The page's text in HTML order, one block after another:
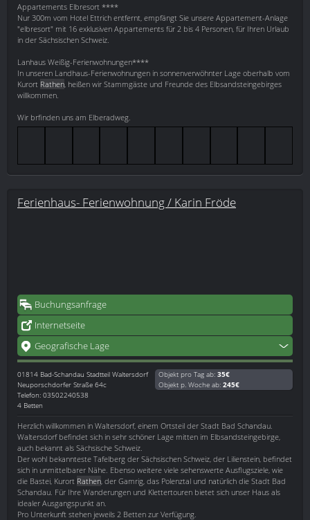
Appartements Elbresort ****
Nur 300m vom Hotel Ettrich entfernt, empfängt Sie unsere Appartement-Anlage
"elbresort" mit 16 exklusiven Appartements für 2 bis 4 Personen, für Ihren Urlaub
in der Sächsischen Schweiz.
Lanhaus Weißig-Ferienwohnungen****
In unseren Landhaus-Ferienwohnungen in sonnenverwöhnter Lage oberhalb vom
Kurort Rathen , heißen wir Stammgäste und Freunde des Elbsandsteingebirges
willkommen.
Wir brfinden uns am Elberadweg.
Ferienhaus- Ferienwohnung / Karin Fröde
Buchungsanfrage
Internetseite
Geografische Lage
01814 Bad-Schandau Stadtteil Waltersdorf
Neuporschdorfer Straße 64c
Telefon: 03502240538
4 Betten
Objekt pro Tag ab: 35€
Objekt p. Woche ab: 245€
Herzlich willkommen in Waltersdorf, einem Ortsteil der Stadt Bad Schandau.
Waltersdorf befindet sich in sehr schöner Lage mitten im Elbsandsteingebirge,
auch bekannt als Sächsische Schweiz.
Der wohl bekannteste Tafelberg der Sächsischen Schweiz, der Lilienstein, befindet
sich in unmittelbarer Nähe. Ebenso weitere viele sehenswerte Ausflugsziele, wie
die Bastei, Kurort Rathen , der Gamrig, das Polenztal und natürlich die Stadt Bad
Schandau. Für Ihre Wanderungen und Klettertouren bietet sich unser Haus als
idealer Ausgangspunkt an.
Pro Unterkunft stehen jeweils 2 Betten zur Verfügung.